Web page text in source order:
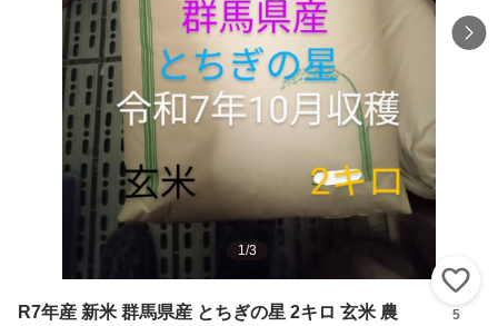
1/3
R7年産 新米 群馬県産 とちぎの星 2キロ 玄米 農
5